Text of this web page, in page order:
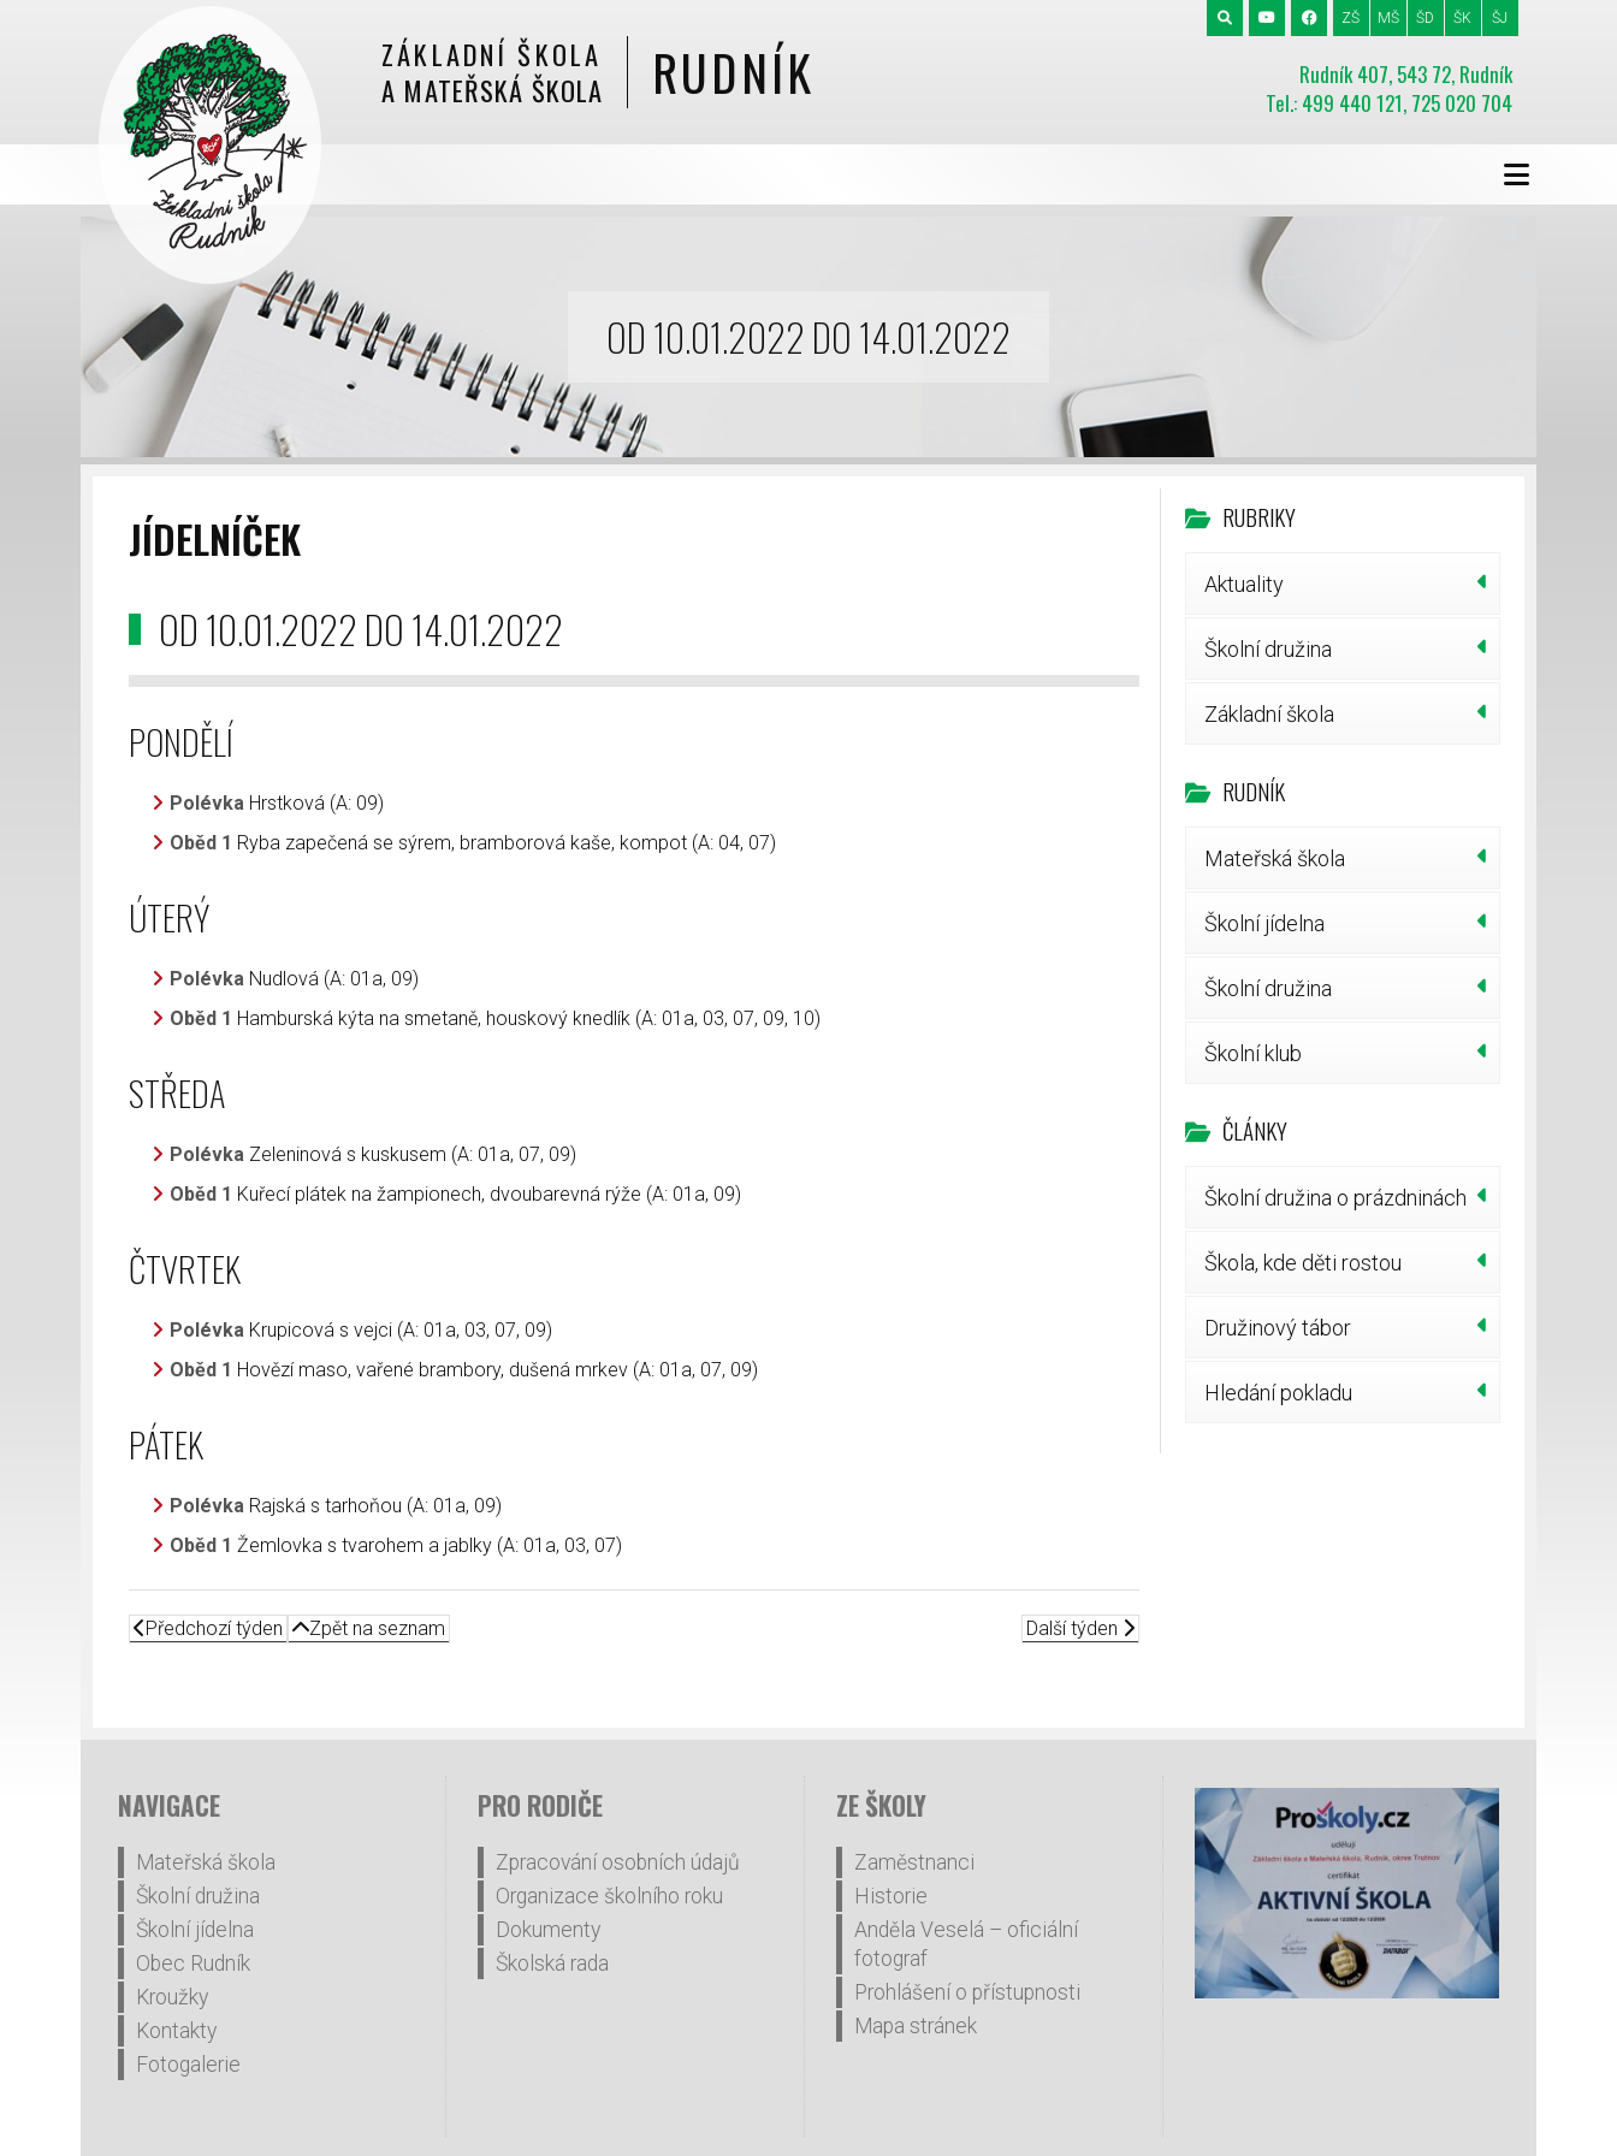
ZÁKLADNÍ ŠKOLA
A MATEŘSKÁ ŠKOLA
RUDNÍK
Rudník 407, 543 72, Rudník
Tel.: 499 440 121, 725 020 704
ZŠ MŠ ŠD ŠK ŠJ
OD 10.01.2022 DO 14.01.2022
JÍDELNÍČEK
OD 10.01.2022 DO 14.01.2022
PONDĚLÍ
Polévka Hrstková (A: 09)
Oběd 1 Ryba zapečená se sýrem, bramborová kaše, kompot (A: 04, 07)
ÚTERÝ
Polévka Nudlová (A: 01a, 09)
Oběd 1 Hamburská kýta na smetaně, houskový knedlík (A: 01a, 03, 07, 09, 10)
STŘEDA
Polévka Zeleninová s kuskusem (A: 01a, 07, 09)
Oběd 1 Kuřecí plátek na žampionech, dvoubarevná rýže (A: 01a, 09)
ČTVRTEK
Polévka Krupicová s vejci (A: 01a, 03, 07, 09)
Oběd 1 Hovězí maso, vařené brambory, dušená mrkev (A: 01a, 07, 09)
PÁTEK
Polévka Rajská s tarhoňou (A: 01a, 09)
Oběd 1Žemlovka s tvarohem a jablky (A: 01a, 03, 07)
Předchozí týden Zpět na seznam Další týden
RUBRIKY
Aktuality
Školní družina
Základní škola
RUDNÍK
Mateřská škola
Školní jídelna
Školní družina
Školní klub
ČLÁNKY
Školní družina o prázdninách
Škola, kde děti rostou
Družinový tábor
Hledání pokladu
NAVIGACE
Mateřská škola
Školní družina
Školní jídelna
Obec Rudník
Kroužky
Kontakty
Fotogalerie
PRO RODIČE
Zpracování osobních údajů
Organizace školního roku
Dokumenty
Školská rada
ZE ŠKOLY
Zaměstnanci
Historie
Anděla Veselá – oficiální
fotograf
Prohlášení o přístupnosti
Mapa stránek